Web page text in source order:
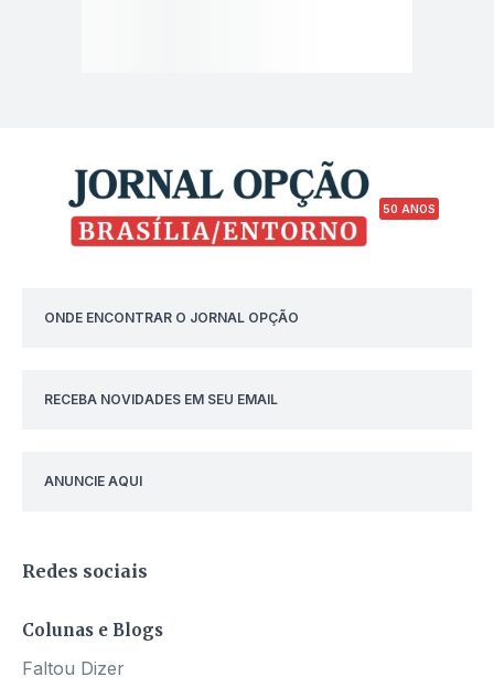
50 ANOS
ONDE ENCONTRAR O JORNAL OPÇÃO
RECEBA NOVIDADES EM SEU EMAIL
ANUNCIE AQUI
Redes sociais
Colunas e Blogs
Faltou Dizer